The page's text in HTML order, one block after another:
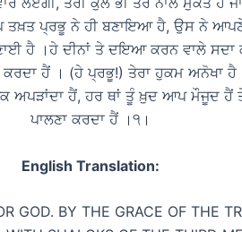
ਤਖ਼ਤ ਪ੍ਰਭੂ ਨੇ ਹੀ ਬਣਾਇਆ ਹੈ, ਉਸ ਨੇ
ਹੈ ।ਹੇ ਦੀਨਾਂ ਤੇ ਦਇਆ ਕਰਨ ਵਾਲੇ ਸਦਾ
ਹੈਂ । (ਹੇ ਪ੍ਰਭੂ!) ਤੇਰਾ ਹੁਕਮ ਅਨੋਖਾ
ਅਪੜਾਂਦਾ ਹੈਂ, ਹਰ ਥਾਂ ਤੂੰ ਖ਼ੁਦ ਆਪ ਮੌਜੂਦ ਹੈਂ
ਪਾਲਣਾ ਕਰਦਾ ਹੈਂ ।੧।
English Translation:
GOD. BY THE GRACE OF THE